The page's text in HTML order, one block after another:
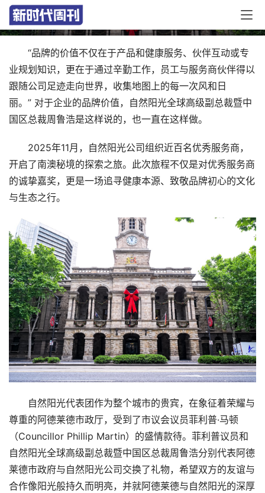
幕，市政厅礼遇见证品牌全球影响力
“品牌的价值不仅在于产品和健康服务、伙伴互动或专
业规划知识，更在于通过辛勤工作，员工与服务商伙伴得以
跟随公司足迹走向世界，收集地图上的每一次风和日
丽。” 对于企业的品牌价值，自然阳光全球高级副总裁暨中
国区总裁周鲁浩是这样说的，也一直在这样做。
2025年11月，自然阳光公司组织近百名优秀服务商，
开启了南澳秘境的探索之旅。此次旅程不仅是对优秀服务商
的诚挚嘉奖，更是一场追寻健康本源、致敬品牌初心的文化
与生态之行。
自然阳光代表团作为整个城市的贵宾，在象征着荣耀与
尊重的阿德莱德市政厅，受到了市议会议员菲利普·马顿
（Councillor Phillip Martin）的盛情款待。菲利普议员和
自然阳光全球高级副总裁暨中国区总裁周鲁浩分别代表阿德
莱德市政府与自然阳光公司交换了礼物，希望双方的友谊与
合作像阳光般持久而明亮，并就阿德莱德与自然阳光的深厚